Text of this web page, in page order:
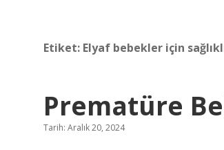
Etiket: Elyaf bebekler için
Prematüre
Tarih: Aralık 20, 2024